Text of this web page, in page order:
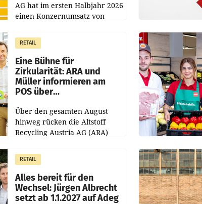
AG hat im ersten Halbjahr 2026
einen Konzernumsatz von
erwirtschaftet, was einem Plus
von 3,8 Prozent gegenüber
dem Vergleichszeitraum
RETAIL
Eine Bühne für
Zirkularität: ARA und
Müller informieren am
POS über
Über den gesamten August
hinweg rücken die Altstoff
Recycling Austria AG (ARA)
Müller die Initiative „Kreislauf-
Helden“ in allen
österreichischen Müller-Filialen
RETAIL
Alles bereit für den
Wechsel: Jürgen Albrecht
setzt ab 1.1.2027 auf Adeg